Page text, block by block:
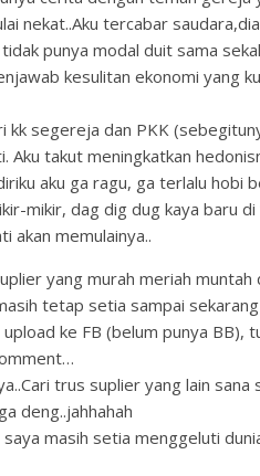
nekat..Aku tercabar
punya modal duit sama
kesulitan ekonomi yang
kk segereja dan PKK
Aku takut meningkatkan
aku ga ragu, ga terlalu hobi
mikir, dag dig dug kaya baru di
akan memulainya..
yang murah meriah
tetap setia sampai
ke FB (belum punya BB),
trus suplier yang lain sana
deng..jahhahah
saya masih setia menggeluti